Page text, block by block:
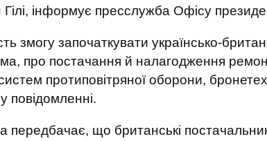
Гілі, інформує пресслужба Офісу
змогу започаткувати українсько-
про постачання й налагодження
протиповітряної оборони,
повідомленні.
передбачає, що британські